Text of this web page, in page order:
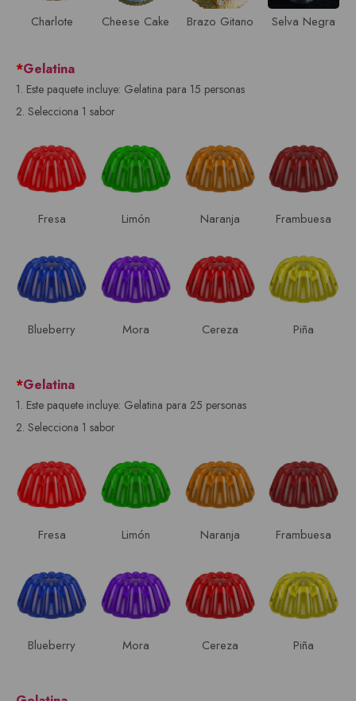
Charlote Cheese Cake Brazo Gitano Selva Negra
*Gelatina
1. Este paquete incluye: Gelatina para 15 personas
2. Selecciona 1 sabor
Fresa Limón Naranja Frambuesa
Blueberry Mora Cereza Piña
*Gelatina
1. Este paquete incluye: Gelatina para 25 personas
2. Selecciona 1 sabor
Fresa Limón Naranja Frambuesa
Blueberry Mora Cereza Piña